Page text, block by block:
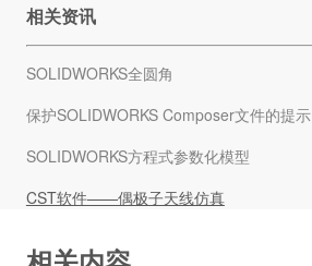
相关资讯
SOLIDWORKS全圆角
保护SOLIDWORKS Composer文件的提示
SOLIDWORKS方程式参数化模型
CST软件——偶极子天线仿真